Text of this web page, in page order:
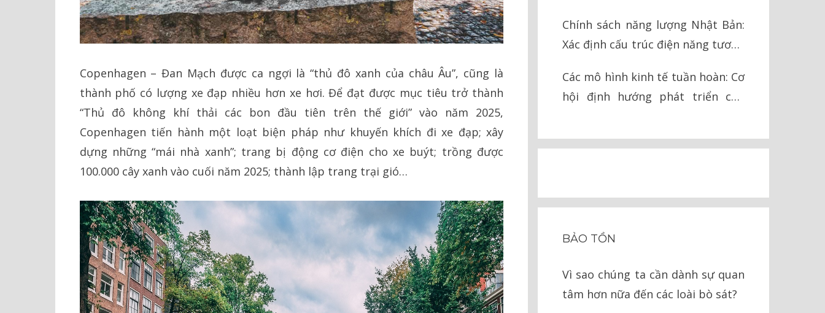
Copenhagen – Đan Mạch được ca ngợi là “thủ đô xanh của châu Âu”, cũng là
thành phố có lượng xe đạp nhiều hơn xe hơi. Để đạt được mục tiêu trở thành
“Thủ đô không khí thải các bon đầu tiên trên thế giới” vào năm 2025,
Copenhagen tiến hành một loạt biện pháp như khuyến khích đi xe đạp; xây
dựng những “mái nhà xanh”; trang bị động cơ điện cho xe buýt; trồng được
100.000 cây xanh vào cuối năm 2025; thành lập trang trại gió…
Chính sách năng lượng Nhật Bản:
Xác định cấu trúc điện năng tương
Các mô hình kinh tế tuần hoàn: Cơ
hội định hướng phát triển cho
BẢO TỒN
Vì sao chúng ta cần dành sự quan
tâm hơn nữa đến các loài bò sát?